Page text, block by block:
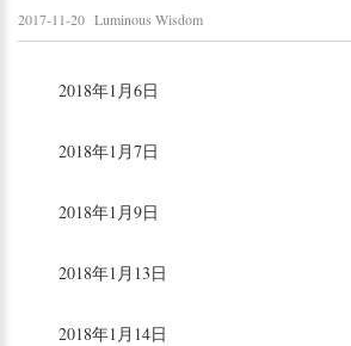
2017-11-20 Luminous Wisdom
2018年1月6日
2018年1月7日
2018年1月9日
2018年1月13日
2018年1月14日